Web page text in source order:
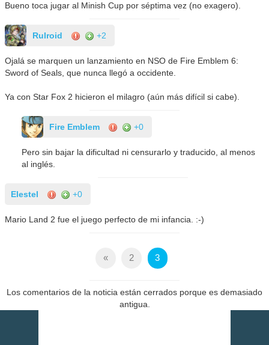
Bueno toca jugar al Minish Cup por séptima vez (no exagero).
Rulroid +2
Ojalá se marquen un lanzamiento en NSO de Fire Emblem 6:
Sword of Seals, que nunca llegó a occidente.
Ya con Star Fox 2 hicieron el milagro (aún más difícil si cabe).
Fire Emblem +0
Pero sin bajar la dificultad ni censurarlo y traducido, al menos
al inglés.
Elestel +0
Mario Land 2 fue el juego perfecto de mi infancia. :-)
« 2 3
Los comentarios de la noticia están cerrados porque es demasiado
antigua.